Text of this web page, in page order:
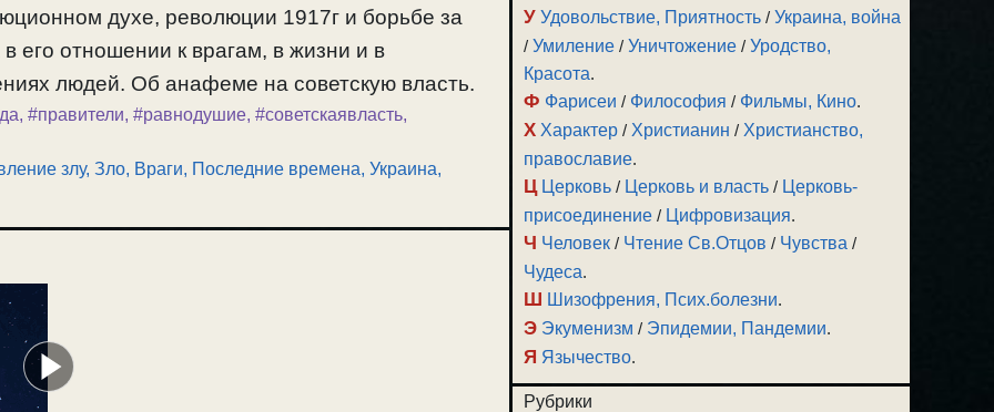
духе, революции 1917г и борьбе за
его отношении к врагам, в жизни и в
людей. Об анафеме на советскую власть.
, #правители, #равнодушие, #советскаявласть,
злу, Зло, Враги, Последние времена, Украина,
У Удовольствие, Приятность /Украина, война
/Умиление /Уничтожение /Уродство,
Красота.
Ф Фарисеи / Философия / Фильмы, Кино.
Х Характер / Христианин / Христианство,
православие.
Ц Церковь / Церковь и власть / Церковь-
присоединение / Цифровизация.
Ч Человек / Чтение Св.Отцов / Чувства /
Чудеса.
Ш Шизофрения, Псих.болезни.
Э Экуменизм / Эпидемии, Пандемии.
Я Язычество.
Рубрики